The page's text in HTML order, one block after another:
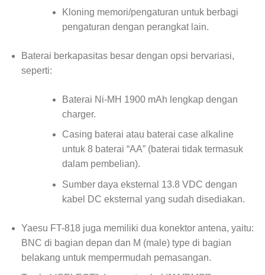
Kloning memori/pengaturan untuk berbagi
pengaturan dengan perangkat lain.
Baterai berkapasitas besar dengan opsi bervariasi,
seperti:
Baterai Ni-MH 1900 mAh lengkap dengan
charger.
Casing baterai atau baterai case alkaline
untuk 8 baterai “AA” (baterai tidak termasuk
dalam pembelian).
Sumber daya eksternal 13.8 VDC dengan
kabel DC eksternal yang sudah disediakan.
Yaesu FT-818 juga memiliki dua konektor antena, yaitu:
BNC di bagian depan dan M (male) type di bagian
belakang untuk mempermudah pemasangan.